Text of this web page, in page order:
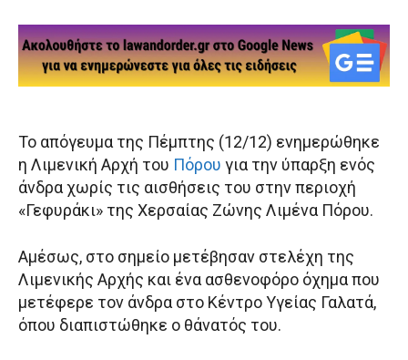
Το απόγευμα της Πέμπτης (12/12) ενημερώθηκε
η Λιμενική Αρχή του Πόρου για την ύπαρξη ενός
άνδρα χωρίς τις αισθήσεις του στην περιοχή
«Γεφυράκι» της Χερσαίας Ζώνης Λιμένα Πόρου.
Αμέσως, στο σημείο μετέβησαν στελέχη της
Λιμενικής Αρχής και ένα ασθενοφόρο όχημα που
μετέφερε τον άνδρα στο Κέντρο Υγείας Γαλατά,
όπου διαπιστώθηκε ο θάνατός του.